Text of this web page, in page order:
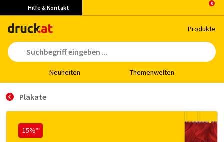
Hilfe & Kontakt
Pro­duk­te
Neu­hei­ten The­men­wel­ten
Plakate
15%*